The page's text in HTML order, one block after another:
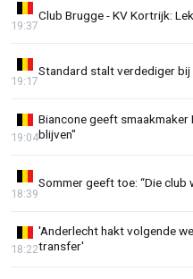
Club Brugge - KV Kortrijk:
19:37
Standard stalt verdediger bij
19:17
Biancone geeft smaakmaker
blijven"
19:04
Sommer geeft toe: “Die club
18:39
'Anderlecht hakt volgende
transfer'
18:22